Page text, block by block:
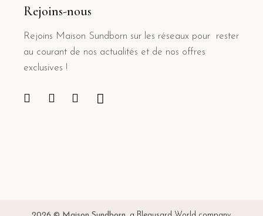
Rejoins-nous
Rejoins Maison Sundborn sur les réseaux pour rester
au courant de nos actualités et de nos offres
exclusives !